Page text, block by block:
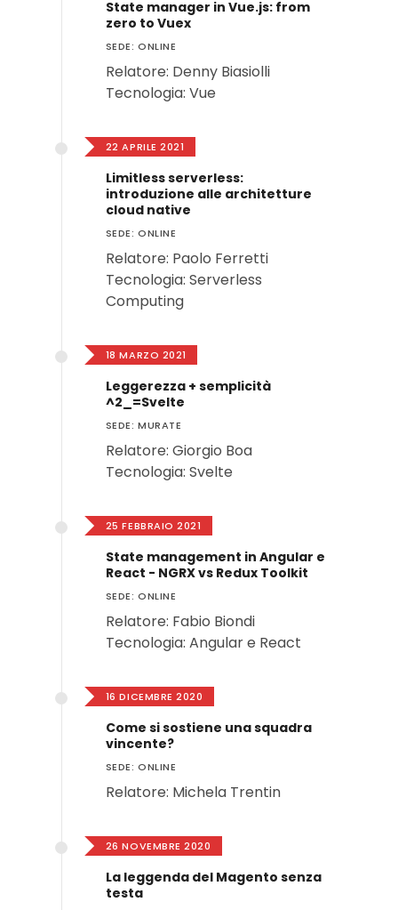
State manager in Vue.js: from
zero to Vuex
SEDE: ONLINE
Relatore: Denny Biasiolli
Tecnologia: Vue
22 APRILE 2021
Limitless serverless:
introduzione alle architetture
cloud native
SEDE: ONLINE
Relatore: Paolo Ferretti
Tecnologia: Serverless
Computing
18 MARZO 2021
Leggerezza + semplicità
^2_=Svelte
SEDE: MURATE
Relatore: Giorgio Boa
Tecnologia: Svelte
25 FEBBRAIO 2021
State management in Angular e
React - NGRX vs Redux Toolkit
SEDE: ONLINE
Relatore: Fabio Biondi
Tecnologia: Angular e React
16 DICEMBRE 2020
Come si sostiene una squadra
vincente?
SEDE: ONLINE
Relatore: Michela Trentin
26 NOVEMBRE 2020
La leggenda del Magento senza
testa